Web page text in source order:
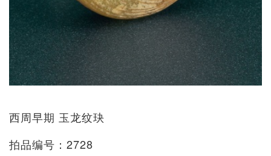
西周早期 玉龙纹玦
拍品编号：2728